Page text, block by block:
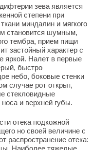
зева является
степени при
миндалин и мягкого
становится шумным,
тембра, прием пищи
застойный характер с
яркой. Налет в первые
быстро
небо, боковые стенки
случае рот открыт,
стекловидные
и верхней губы.
отека подкожной
но своей величине с
распространение отека:
Наиболее тяжелые